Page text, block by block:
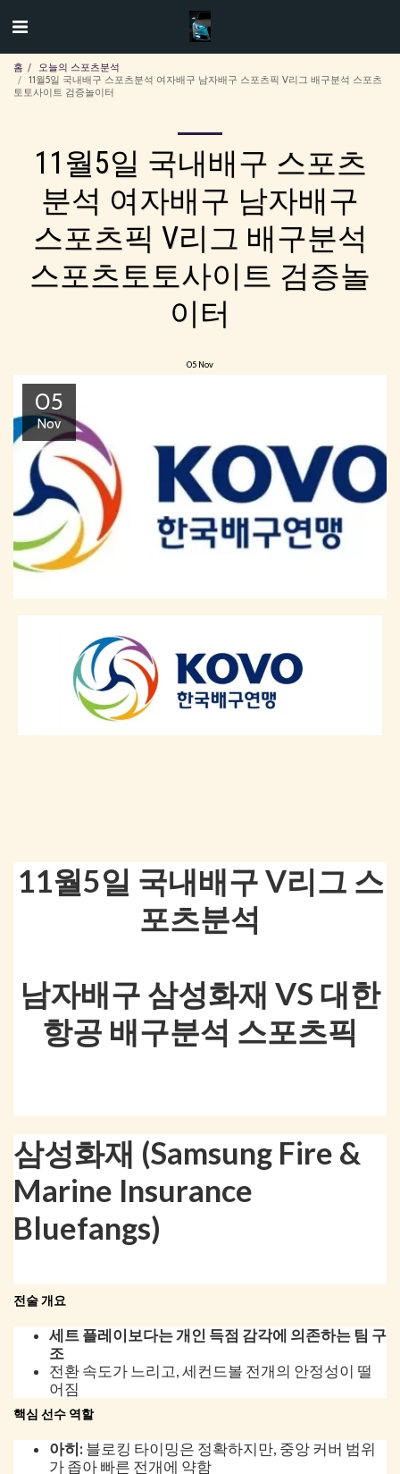
홈
오늘의 스포츠분석
11월5일 국내배구 스포츠분석 여자배구 남자배구 스포츠픽 V리그 배구분석 스포츠
토토사이트 검증놀이터
11월5일 국내배구 스포츠
분석 여자배구 남자배구
스포츠픽 V리그 배구분석
스포츠토토사이트 검증놀
이터
05 Nov
05
Nov
11월5일 국내배구 V리그 스
포츠분석
남자배구 삼성화재 VS 대한
항공 배구분석 스포츠픽
삼성화재 (Samsung Fire &
Marine Insurance
Bluefangs)
전술 개요
세트 플레이보다는 개인 득점 감각에 의존하는 팀 구
조
전환 속도가 느리고, 세컨드볼 전개의 안정성이 떨
어짐
핵심 선수 역할
아히: 블로킹 타이밍은 정확하지만, 중앙 커버 범위
가 좁아 빠른 전개에 약함